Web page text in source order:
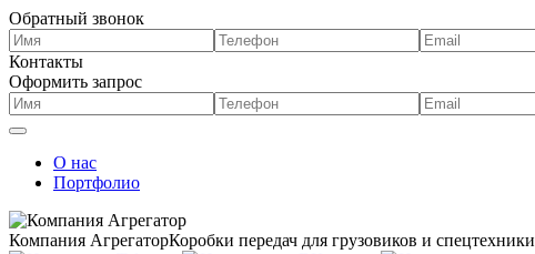
Обратный звонок
Контакты
Оформить запрос
О нас
Портфолио
Компания АгрегаторКоробки передач для грузовиков и спецтехники